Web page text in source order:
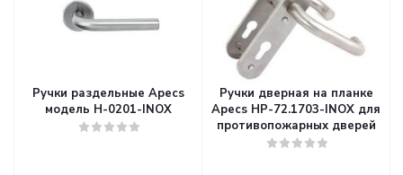
Ручки раздельные Apecs
модель H-0201-INOX
Ручки дверная на планке
Apecs HP-72.1703-INOX для
противопожарных дверей